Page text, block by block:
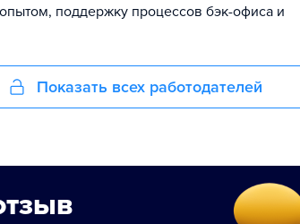
поддержку процессов бэк-офиса и
Показать всех работодателей